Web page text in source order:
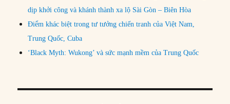
dịp khởi công và khánh thành xa lộ Sài Gòn – Biên Hòa
Điểm khác biệt trong tư tưởng chiến tranh của Việt Nam,
Trung Quốc, Cuba
‘Black Myth: Wukong’ và sức mạnh mềm của Trung Quốc